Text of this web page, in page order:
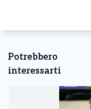
Potrebbero
interessarti